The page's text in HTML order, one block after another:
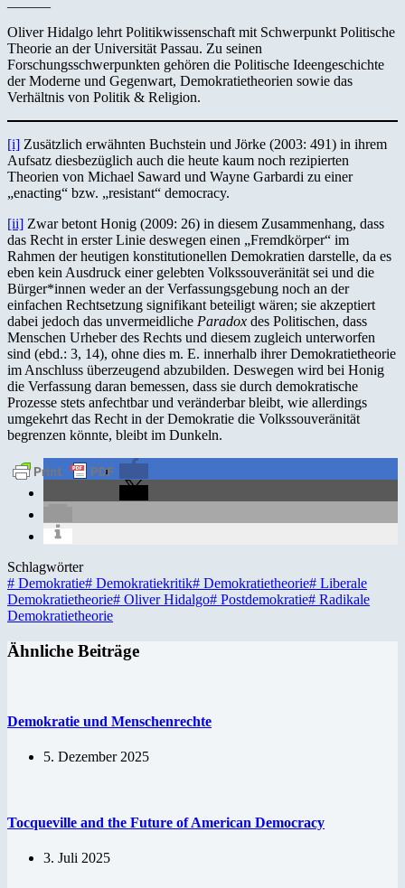
Oliver Hidalgo lehrt Politikwissenschaft mit Schwerpunkt Politische
Theorie an der Universität Passau. Zu seinen
Forschungsschwerpunkten gehören die Politische Ideengeschichte
der Moderne und Gegenwart, Demokratietheorien sowie das
Verhältnis von Politik & Religion.
[i] Zusätzlich erwähnten Buchstein und Jörke (2003: 491) in ihrem
Aufsatz diesbezüglich auch die heute kaum noch rezipierten
Theorien von Michael Saward und Wayne Garbardi zu einer
„enacting“ bzw. „resistant“ democracy.
[ii] Zwar betont Honig (2009: 26) in diesem Zusammenhang, dass
das Recht in erster Linie deswegen einen „Fremdkörper“ im
Rahmen der heutigen konstitutionellen Demokratien darstelle, da es
eben kein Ausdruck einer gelebten Volkssouveränität sei und die
Bürger*innen weder an der Verfassungsgebung noch an der
einfachen Rechtsetzung signifikant beteiligt wären; sie akzeptiert
dabei jedoch das unvermeidliche Paradox des Politischen, dass
Menschen Urheber des Rechts und diesem zugleich unterworfen
sind (ebd.: 3, 14), ohne dies m. E. innerhalb ihrer Demokratietheorie
im Anschluss überzeugend abzubilden. Deswegen wird bei Honig
die Verfassung daran bemessen, dass sie durch demokratische
Prozesse stets anfechtbar und veränderbar bleibt, wie allerdings
umgekehrt das Recht in der Demokratie die Volkssouveränität
begrenzen könnte, bleibt im Dunkeln.
Schlagwörter
# Demokratie# Demokratiekritik# Demokratietheorie# Liberale
Demokratietheorie# Oliver Hidalgo# Postdemokratie# Radikale
Demokratietheorie
Ähnliche Beiträge
Demokratie und Menschenrechte
5. Dezember 2025
Tocqueville and the Future of American Democracy
3. Juli 2025